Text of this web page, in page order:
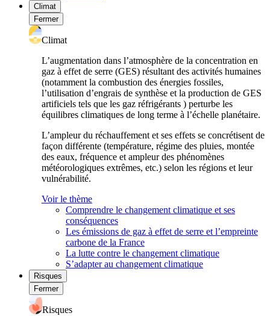
Climat
Fermer
Climat
L’augmentation dans l’atmosphère de la concentration en
gaz à effet de serre (GES) résultant des activités humaines
(notamment la combustion des énergies fossiles,
l’utilisation d’engrais de synthèse et la production de GES
artificiels tels que les gaz réfrigérants ) perturbe les
équilibres climatiques de long terme à l’échelle planétaire.
L’ampleur du réchauffement et ses effets se concrétisent de
façon différente (température, régime des pluies, montée
des eaux, fréquence et ampleur des phénomènes
météorologiques extrêmes, etc.) selon les régions et leur
vulnérabilité.
Voir le thème
Comprendre le changement climatique et ses
conséquences
Les émissions de gaz à effet de serre et l’empreinte
carbone de la France
La lutte contre le changement climatique
S’adapter au changement climatique
Risques
Fermer
Risques